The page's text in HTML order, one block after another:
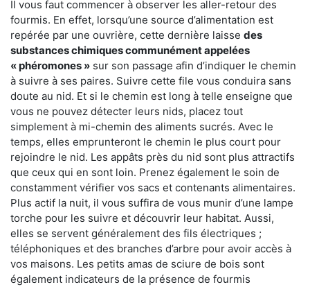
Il vous faut commencer à observer les aller-retour des
fourmis. En effet, lorsqu’une source d’alimentation est
repérée par une ouvrière, cette dernière laisse des
substances chimiques communément appelées
« phéromones » sur son passage afin d’indiquer le chemin
à suivre à ses paires. Suivre cette file vous conduira sans
doute au nid. Et si le chemin est long à telle enseigne que
vous ne pouvez détecter leurs nids, placez tout
simplement à mi-chemin des aliments sucrés. Avec le
temps, elles emprunteront le chemin le plus court pour
rejoindre le nid. Les appâts près du nid sont plus attractifs
que ceux qui en sont loin. Prenez également le soin de
constamment vérifier vos sacs et contenants alimentaires.
Plus actif la nuit, il vous suffira de vous munir d’une lampe
torche pour les suivre et découvrir leur habitat. Aussi,
elles se servent généralement des fils électriques ;
téléphoniques et des branches d’arbre pour avoir accès à
vos maisons. Les petits amas de sciure de bois sont
également indicateurs de la présence de fourmis